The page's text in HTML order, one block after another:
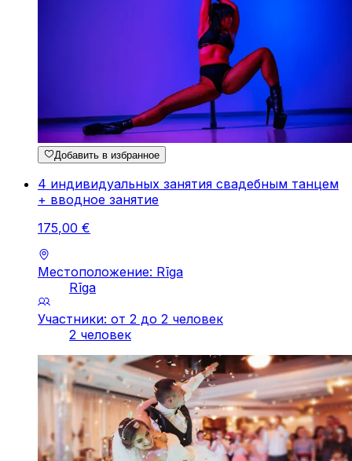
Добавить в избранное
4 индивидуальных занятия свадебным танцем
+ вводное занятие
175,00 €
Местоположение: Rīga
Rīga
Участники: от 2 до 2 человек
2 человек